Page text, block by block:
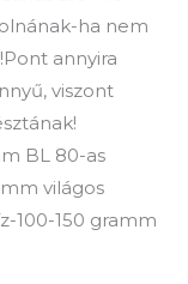
ha nem
annyira
viszont
BL 80-as
világos
100-150 gramm